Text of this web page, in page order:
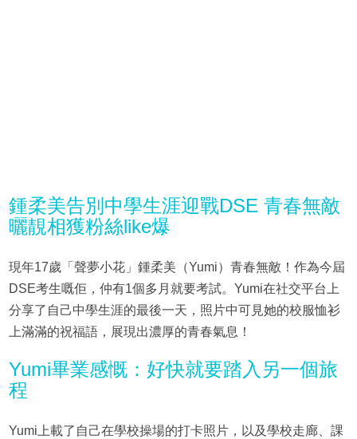
鍾柔美告別中學生涯迎戰DSE 青春無敵
曬靚相獲粉絲like爆
現年17歲「聲夢小花」鍾柔美（Yumi）青春無敵！作為今屆
DSE考生嘅佢，仲有1個多月就要考試。Yumi在社交平台上
分享了自己中學生涯的最後一天，照片中可見她的校服恤衫
上滿滿的祝福語，展現出濃厚的青春氣息！
Yumi畢業感慨：好快就要踏入另一個旅
程
Yumi上載了自己在學校操場的打卡照片，以及學校走廊、課